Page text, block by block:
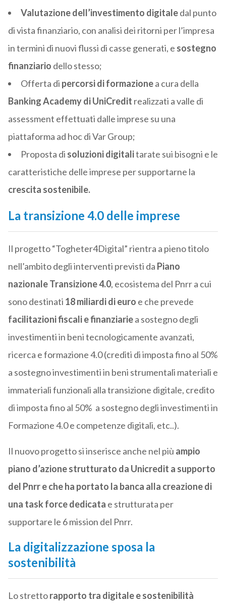
Valutazione dell’investimento digitaledal punto
di vista finanziario, con analisi dei ritorni per l’impresa
in termini di nuovi flussi di casse generati, e sostegno
finanziario dello stesso;
Offerta di percorsi di formazionea cura della
Banking Academy di UniCredit realizzati a valle di
assessment effettuati dalle imprese su una
piattaforma ad hoc di Var Group;
Proposta di soluzioni digitalitarate sui bisogni e le
caratteristiche delle imprese per supportarne la
crescita sostenibile.
La transizione 4.0 delle imprese
Il progetto “Togheter4Digital” rientra a pieno titolo
nell’ambito degli interventi previsti da Piano
nazionale Transizione 4.0, ecosistema del Pnrr a cui
sono destinati 18 miliardi di euro e che prevede
facilitazioni fiscali e finanziariea sostegno degli
investimenti in beni tecnologicamente avanzati,
ricerca e formazione 4.0 (crediti di imposta fino al 50%
a sostegno investimenti in beni strumentali materiali e
immateriali funzionali alla transizione digitale, credito
di imposta fino al 50% a sostegno degli investimenti in
Formazione 4.0 e competenze digitali, etc..).
Il nuovo progetto si inserisce anche nel più ampio
piano d’azione strutturato da Unicredit a supporto
del Pnrr e che ha portato la banca alla creazione di
una task force dedicata e strutturata per
supportare le 6 mission del Pnrr.
La digitalizzazione sposa la
sostenibilità
Lo strettorapporto tra digitale e sostenibilità